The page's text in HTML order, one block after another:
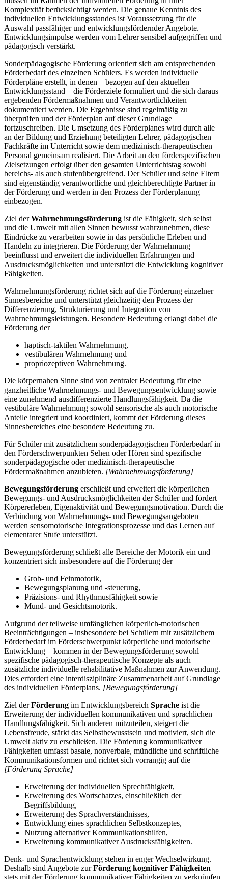
Komplexität berücksichtigt werden. Die genaue Kenntnis des
individuellen Entwicklungsstandes ist Voraussetzung für die
Auswahl passfähiger und entwicklungsfördernder Angebote.
Entwicklungsimpulse werden vom Lehrer sensibel aufgegriffen und
pädagogisch verstärkt.
Sonderpädagogische Förderung orientiert sich am entsprechenden
Förderbedarf des einzelnen Schülers. Es werden individuelle
Förderpläne erstellt, in denen – bezogen auf den aktuellen
Entwicklungsstand – die Förderziele formuliert und die sich daraus
ergebenden Fördermaßnahmen und Verantwortlichkeiten
dokumentiert werden. Die Ergebnisse sind regelmäßig zu
überprüfen und der Förderplan auf dieser Grundlage
fortzuschreiben. Die Umsetzung des Förderplanes wird durch alle
an der Bildung und Erziehung beteiligten Lehrer, pädagogischen
Fachkräfte im Unterricht sowie dem medizinisch-therapeutischen
Personal gemeinsam realisiert. Die Arbeit an den förderspezifischen
Zielsetzungen erfolgt über den gesamten Unterrichtstag sowohl
bereichs- als auch stufenübergreifend. Der Schüler und seine Eltern
sind eigenständig verantwortliche und gleichberechtigte Partner in
der Förderung und werden in den Prozess der Förderplanung
einbezogen.
Ziel derWahrnehmungsförderung ist die Fähigkeit, sich selbst
und die Umwelt mit allen Sinnen bewusst wahrzunehmen, diese
Eindrücke zu verarbeiten sowie in das persönliche Erleben und
Handeln zu integrieren. Die Förderung der Wahrnehmung
beeinflusst und erweitert die individuellen Erfahrungen und
Ausdrucksmöglichkeiten und unterstützt die Entwicklung kognitiver
Fähigkeiten.
Wahrnehmungsförderung richtet sich auf die Förderung einzelner
Sinnesbereiche und unterstützt gleichzeitig den Prozess der
Differenzierung, Strukturierung und Integration von
Wahrnehmungsleistungen. Besondere Bedeutung erlangt dabei die
Förderung der
haptisch-taktilen Wahrnehmung,
vestibulären Wahrnehmung und
propriozeptiven Wahrnehmung.
Die körpernahen Sinne sind von zentraler Bedeutung für eine
ganzheitliche Wahrnehmungs- und Bewegungsentwicklung sowie
eine zunehmend ausdifferenzierte Handlungsfähigkeit. Da die
vestibuläre Wahrnehmung sowohl sensorische als auch motorische
Anteile integriert und koordiniert, kommt der Förderung dieses
Sinnesbereiches eine besondere Bedeutung zu.
Für Schüler mit zusätzlichem sonderpädagogischen Förderbedarf in
den Förderschwerpunkten Sehen oder Hören sind spezifische
sonderpädagogische oder medizinisch-therapeutische
Fördermaßnahmen anzubieten. [Wahrnehmungsförderung]
Bewegungsförderung erschließt und erweitert die körperlichen
Bewegungs- und Ausdrucksmöglichkeiten der Schüler und fördert
Körpererleben, Eigenaktivität und Bewegungsmotivation. Durch die
Verbindung von Wahrnehmungs- und Bewegungsangeboten
werden sensomotorische Integrationsprozesse und das Lernen auf
elementarer Stufe unterstützt.
Bewegungsförderung schließt alle Bereiche der Motorik ein und
konzentriert sich insbesondere auf die Förderung der
Grob- und Feinmotorik,
Bewegungsplanung und -steuerung,
Präzisions- und Rhythmusfähigkeit sowie
Mund- und Gesichtsmotorik.
Aufgrund der teilweise umfänglichen körperlich-motorischen
Beeinträchtigungen – insbesondere bei Schülern mit zusätzlichem
Förderbedarf im Förderschwerpunkt körperliche und motorische
Entwicklung – kommen in der Bewegungsförderung sowohl
spezifische pädagogisch-therapeutische Konzepte als auch
zusätzliche individuelle rehabilitative Maßnahmen zur Anwendung.
Dies erfordert eine interdisziplinäre Zusammenarbeit auf Grundlage
des individuellen Förderplans. [Bewegungsförderung]
Ziel derFörderung im Entwicklungsbereich Sprache ist die
Erweiterung der individuellen kommunikativen und sprachlichen
Handlungsfähigkeit. Sich anderen mitzuteilen, steigert die
Lebensfreude, stärkt das Selbstbewusstsein und motiviert, sich die
Umwelt aktiv zu erschließen. Die Förderung kommunikativer
Fähigkeiten umfasst basale, nonverbale, mündliche und schriftliche
Kommunikationsformen und richtet sich vorrangig auf die
[Förderung Sprache]
Erweiterung der individuellen Sprechfähigkeit,
Erweiterung des Wortschatzes, einschließlich der
Begriffsbildung,
Erweiterung des Sprachverständnisses,
Entwicklung eines sprachlichen Selbstkonzeptes,
Nutzung alternativer Kommunikationshilfen,
Erweiterung kommunikativer Ausdrucksfähigkeiten.
Denk- und Sprachentwicklung stehen in enger Wechselwirkung.
Deshalb sind Angebote zurFörderung kognitiver Fähigkeiten
stets mit der Förderung kommunikativer Fähigkeiten zu verknüpfen.